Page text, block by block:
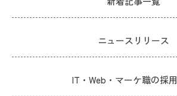
ニュースリリース
IT・Web・マーケ職の採